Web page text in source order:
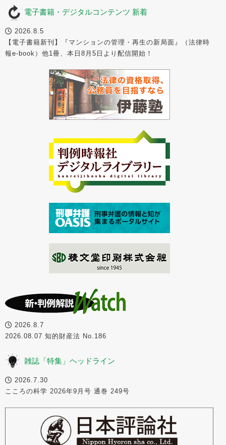
電子書籍・デジタルコンテンツ 新着
2026.8.5
【電子書籍新刊】『マンションの管理・再生の新局面』（法律時
報e-book）他1冊、本日8月5日より配信開始！
2026.8.7
2026.08.07 知的財産法 No.186
雑誌「特集」ヘッドライン
2026.7.30
こころの科学 2026年9月号 通巻 249号